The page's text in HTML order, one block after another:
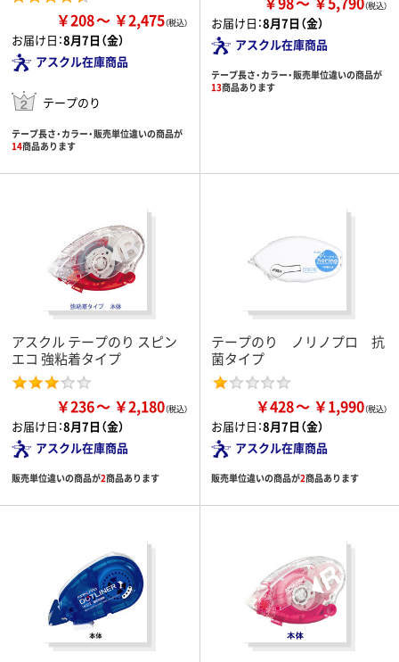
￥208 ￥2,475
お届け日：8月7日（金）
アスクル在庫商品
テープのり
テープ長さ・カラー・販売単位違いの商品が
14商品あります
お届け日：8月7日（金）
アスクル在庫商品
テープ長さ・カラー・販売単位違いの商品が
13商品あります
アスクル テープのり スピン
エコ 強粘着タイプ
￥236 ￥2,180
お届け日：8月7日（金）
アスクル在庫商品
販売単位違いの商品が2商品あります
テープのり ノリノプロ 抗
菌タイプ
￥428 ￥1,990
お届け日：8月7日（金）
アスクル在庫商品
販売単位違いの商品が2商品あります